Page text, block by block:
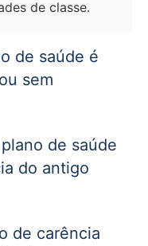
de classe.
de saúde é
sem
de saúde
do antigo
de carência